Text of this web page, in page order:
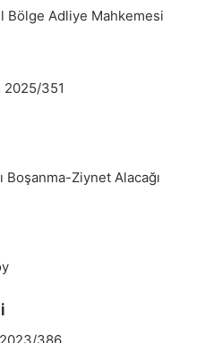
Bölge Adliye Mahkemesi
2025/351
Boşanma-Ziynet Alacağı